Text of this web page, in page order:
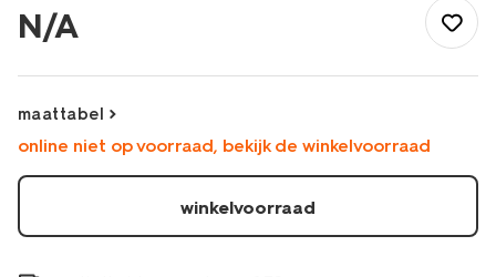
tops-
shirts-
t-
shirt-
30846604LIGHTYELLOW.html
N/A
maattabel
online niet op voorraad, bekijk de winkelvoorraad
winkelvoorraad